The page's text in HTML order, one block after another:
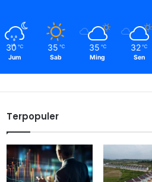
30 ℃
Jum
35 ℃
Sab
35 ℃
Ming
32 ℃
Sen
Terpopuler